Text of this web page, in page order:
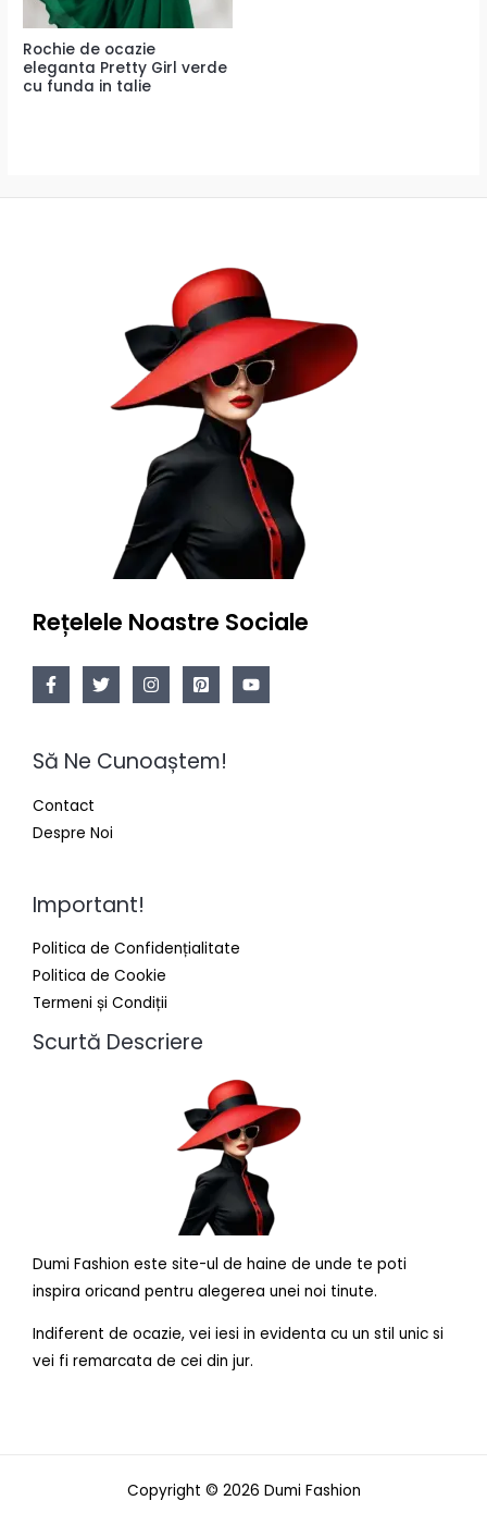
Rochie de ocazie
eleganta Pretty Girl verde
cu funda in talie
Rețelele Noastre Sociale
Să Ne Cunoaștem!
Contact
Despre Noi
Important!
Politica de Confidențialitate
Politica de Cookie
Termeni și Condiții
Scurtă Descriere
Dumi Fashion este site-ul de haine de unde te poti
inspira oricand pentru alegerea unei noi tinute.
Indiferent de ocazie, vei iesi in evidenta cu un stil unic si
vei fi remarcata de cei din jur.
Copyright © 2026 Dumi Fashion